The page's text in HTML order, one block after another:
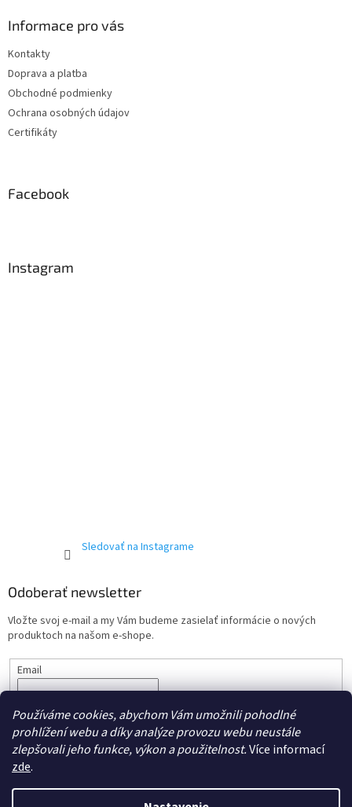
Používáme cookies, abychom Vám umožnili pohodlné
prohlížení webu a díky analýze provozu webu neustále
zlepšovali jeho funkce, výkon a použitelnost.Více informací
zde.
Informace pro vás
Kontakty
Doprava a platba
Obchodné podmienky
Ochrana osobných údajov
Certifikáty
Facebook
Instagram
Sledovať na Instagrame
Odoberať newsletter
Vložte svoj e-mail a my Vám budeme zasielať informácie o nových
produktoch na našom e-shope.
Email
údajov.
PRIHLÁSIŤ SA